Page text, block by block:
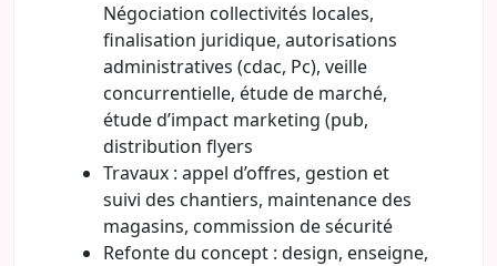
Négociation collectivités locales,
finalisation juridique, autorisations
administratives (cdac, Pc), veille
concurrentielle, étude de marché,
étude d’impact marketing (pub,
distribution flyers
Travaux : appel d’offres, gestion et
suivi des chantiers, maintenance des
magasins, commission de sécurité
Refonte du concept : design, enseigne,